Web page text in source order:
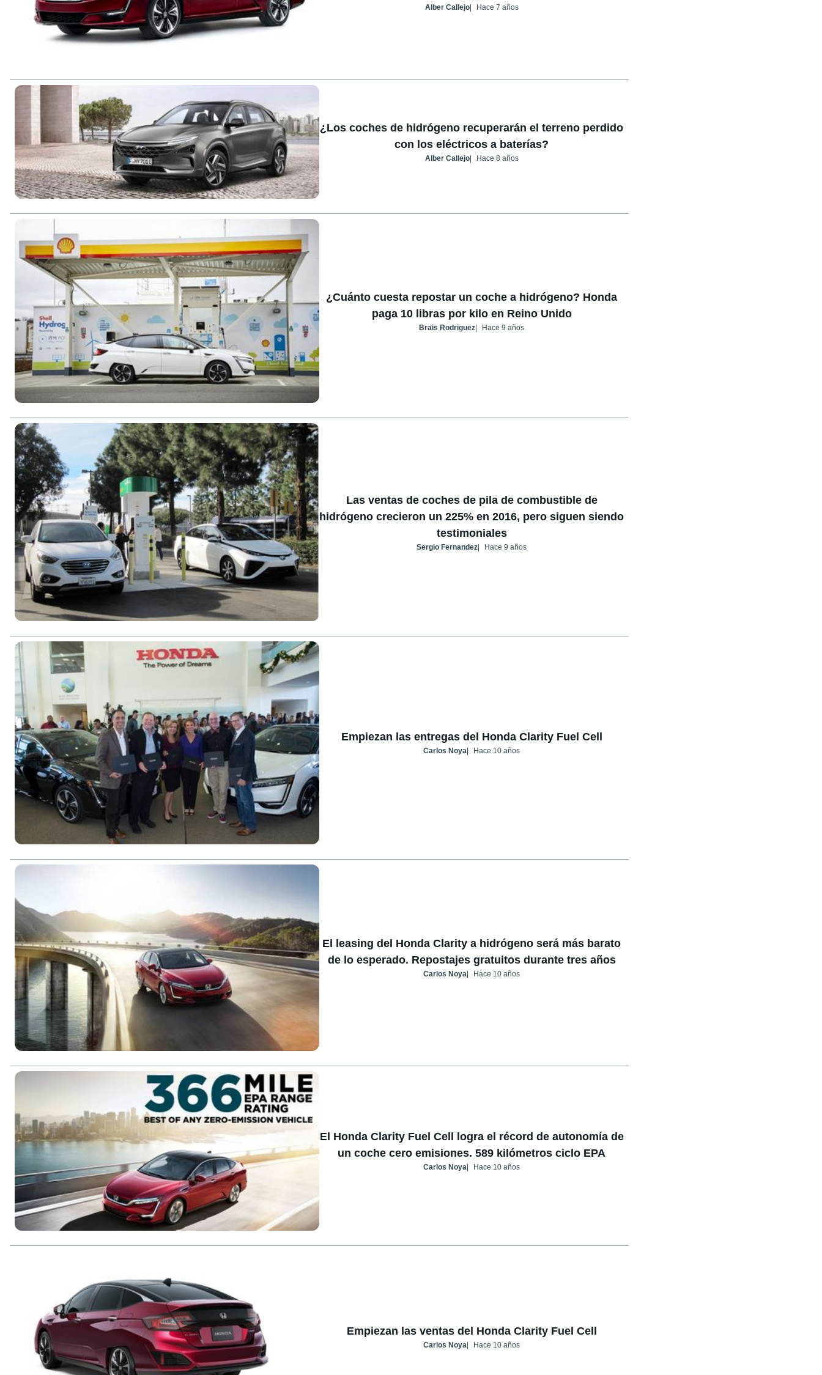
Alber Callejo Hace 7 años
¿Los coches de hidrógeno recuperarán el terreno perdido
con los eléctricos a baterías?
Alber Callejo Hace 8 años
¿Cuánto cuesta repostar un coche a hidrógeno? Honda
paga 10 libras por kilo en Reino Unido
Brais Rodriguez Hace 9 años
Las ventas de coches de pila de combustible de
hidrógeno crecieron un 225% en 2016, pero siguen siendo
testimoniales
Sergio Fernandez Hace 9 años
Empiezan las entregas del Honda Clarity Fuel Cell
Carlos Noya Hace 10 años
El leasing del Honda Clarity a hidrógeno será más barato
de lo esperado. Repostajes gratuitos durante tres años
Carlos Noya Hace 10 años
El Honda Clarity Fuel Cell logra el récord de autonomía de
un coche cero emisiones. 589 kilómetros ciclo EPA
Carlos Noya Hace 10 años
Empiezan las ventas del Honda Clarity Fuel Cell
Carlos Noya Hace 10 años